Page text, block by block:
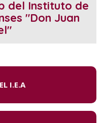
del Instituto de
"Don Juan
I.E.A